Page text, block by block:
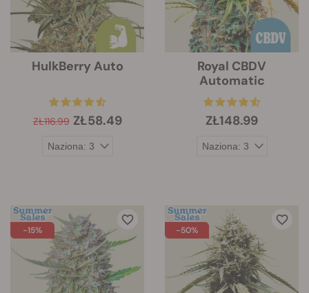
HulkBerry Auto
ZŁ116.99 ZŁ58.49
Royal CBDV
Automatic
ZŁ148.99
-15% -50%